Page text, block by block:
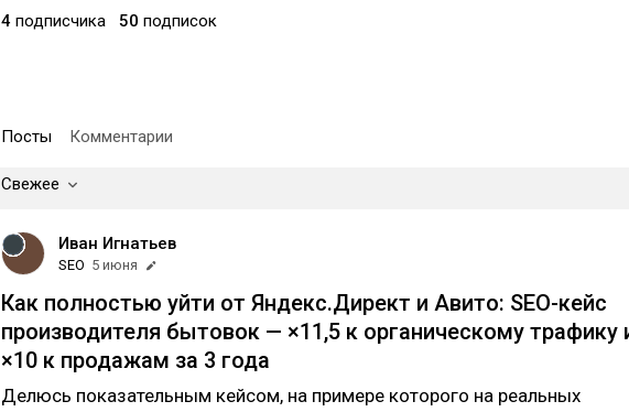
4 подписчика 50 подписок
Посты Комментарии
Свежее
Иван Игнатьев
SEO 5 июня
Как полностью уйти от Яндекс.Директ и Авито: SEO-кейс
производителя бытовок — ×11,5 к органическому трафику
×10 к продажам за 3 года
Делюсь показательным кейсом, на примере которого на реальных